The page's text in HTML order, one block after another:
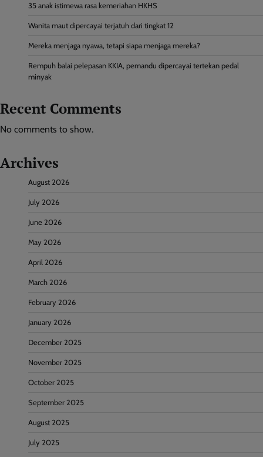
35 anak istimewa rasa kemeriahan HKHS
Wanita maut dipercayai terjatuh dari tingkat 12
Mereka menjaga nyawa, tetapi siapa menjaga mereka?
Rempuh balai pelepasan KKIA, pemandu dipercayai tertekan pedal
minyak
Recent Comments
No comments to show.
Archives
August 2026
July 2026
June 2026
May 2026
April 2026
March 2026
February 2026
January 2026
December 2025
November 2025
October 2025
September 2025
August 2025
July 2025